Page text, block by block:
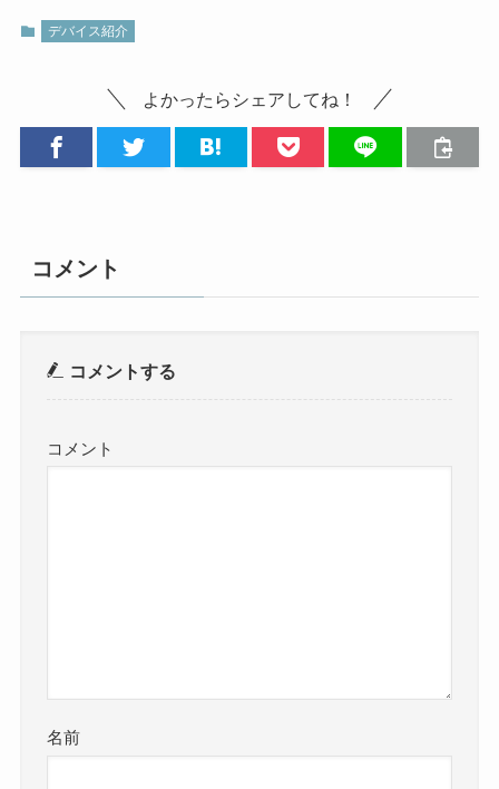
デバイス紹介
よかったらシェアしてね！
コメント
コメントする
コメント
名前